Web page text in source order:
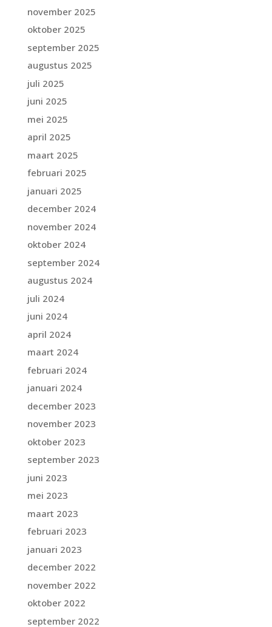
november 2025
oktober 2025
september 2025
augustus 2025
juli 2025
juni 2025
mei 2025
april 2025
maart 2025
februari 2025
januari 2025
december 2024
november 2024
oktober 2024
september 2024
augustus 2024
juli 2024
juni 2024
april 2024
maart 2024
februari 2024
januari 2024
december 2023
november 2023
oktober 2023
september 2023
juni 2023
mei 2023
maart 2023
februari 2023
januari 2023
december 2022
november 2022
oktober 2022
september 2022